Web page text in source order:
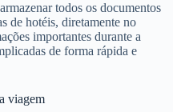
todos os documentos
de hotéis, diretamente no
importantes durante a
de forma rápida e
viagem